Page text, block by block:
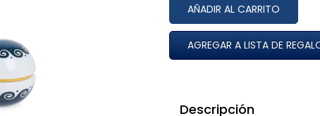
AÑADIR AL CARRITO
AGREGAR A LISTA DE
Descripción